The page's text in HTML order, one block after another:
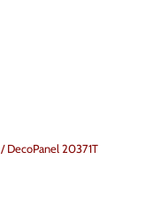
/ DecoPanel 20371T